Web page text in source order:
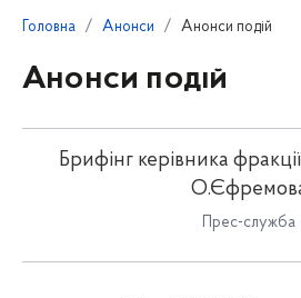
Головна Анонси Анонси подій
Анонси подій
Брифінг керівника фракції
Прес-служба